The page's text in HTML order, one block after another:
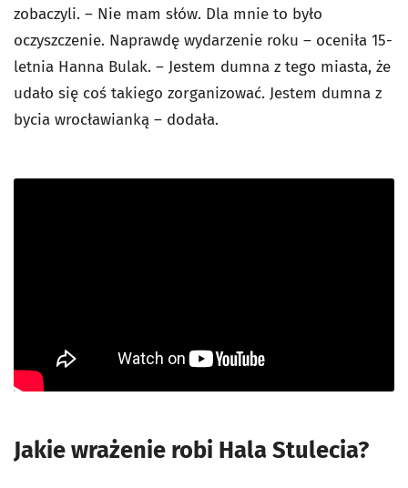
zobaczyli. – Nie mam słów. Dla mnie to było
oczyszczenie. Naprawdę wydarzenie roku – oceniła 15-
letnia Hanna Bulak. – Jestem dumna z tego miasta, że
udało się coś takiego zorganizować. Jestem dumna z
bycia wrocławianką – dodała.
Jakie wrażenie robi Hala Stulecia?